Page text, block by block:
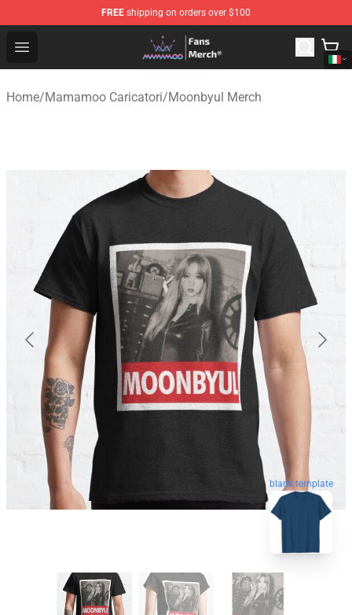
FREE shipping on orders over $100
Open menu
Mamamoo Store - Official Mamamoo Merchandise Shop
Home/Mamamoo Caricatori/Moonbyul Merch
blank template